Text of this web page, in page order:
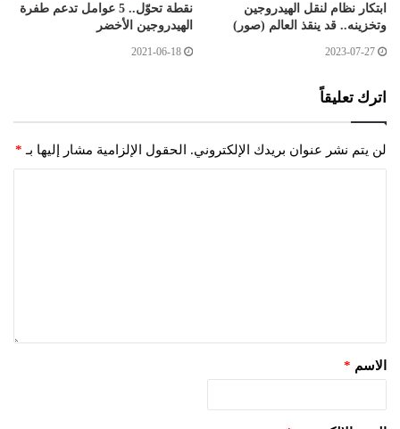
ابتكار نظام لنقل الهيدروجين
وتخزينه.. قد ينقذ العالم (صور)
2023-07-27
نقطة تحوّل.. 5 عوامل تدعم طفرة
الهيدروجين الأخضر
2021-06-18
اترك تعليقاً
لن يتم نشر عنوان بريدك الإلكتروني. الحقول الإلزامية مشار إليها بـ *
الاسم *